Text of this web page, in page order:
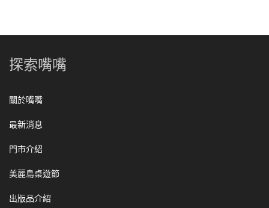
探索嘴嘴
關於嘴嘴
最新消息
門市介紹
美麗島桌遊節
出版品介紹